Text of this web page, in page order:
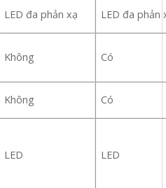
LED đa phản xạ LED đa phản
Không Có
Không Có
LED LED